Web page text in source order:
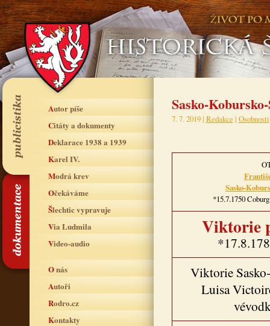
Autor píše
Citáty a dokumenty
Deklarace 1938 a 1939
Karel IV.
Modrá krev
Očekáváme
Šlechtic vypravuje
Via Ludmila
Video-audio
O nás
Autoři
Rodro.cz
Kontakty
Sasko-
7. 7. 2019 | Redakce | Osobnosti
Sasko-
*15.7.1750
Viktorie
Viktorie
Luisa